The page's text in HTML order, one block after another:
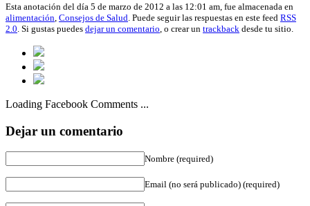
Esta anotación del día 5 de marzo de 2012 a las 12:01 am, fue almacenada en
alimentación Consejos de Salud . Puede seguir las respuestas en este feed RSS
2.0 . Si gustas puedes dejar un comentario , o crear un trackback desde tu sitio.
Loading Facebook Comments ...
Dejar un comentario
Nombre (required)
Email (no será publicado) (required)